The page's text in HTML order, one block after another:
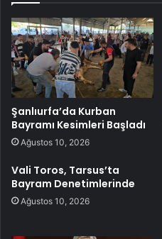
Şanlıurfa’da Kurban
Bayramı Kesimleri Başladı
Ağustos 10, 2026
Vali Toros, Tarsus’ta
Bayram Denetimlerinde
Ağustos 10, 2026